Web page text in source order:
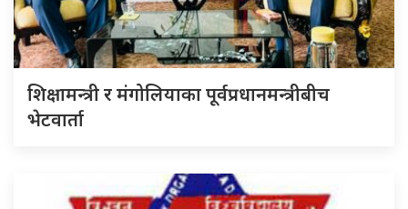
शिक्षामन्त्री र मंगोलियाका पूर्वप्रधानमन्त्रीबीच
भेटवार्ता